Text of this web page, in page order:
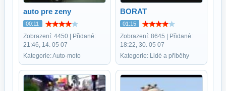
auto pre zeny
00:11
Zobrazení: 4450 | Přidané:
21:46, 14. 05 07
Kategorie: Auto-moto
BORAT
01:15
Zobrazení: 8645 | Přidané:
18:22, 30. 05 07
Kategorie: Lidé a příběhy